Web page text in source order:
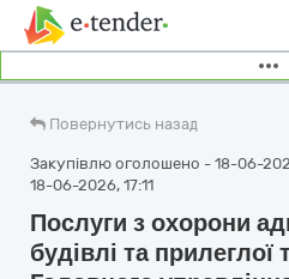
Повернутись назад
Закупівлю оголошено - 18-06-
18-06-2026, 17:11
Послуги з охорони
будівлі та прилеглої